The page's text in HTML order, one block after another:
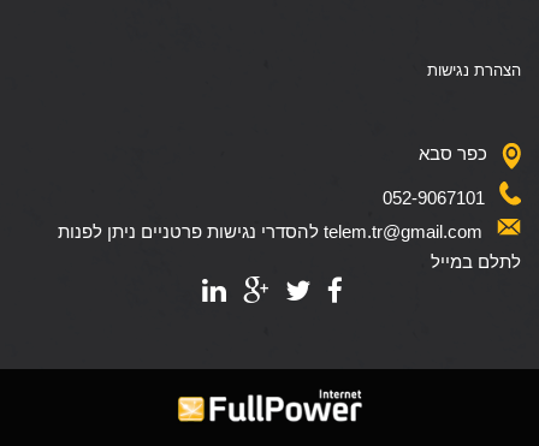
הצהרת נגישות
כפר סבא
telem.tr@gmail.com להסדרי נגישות פרטניים ניתן לפנות
לתלם במייל